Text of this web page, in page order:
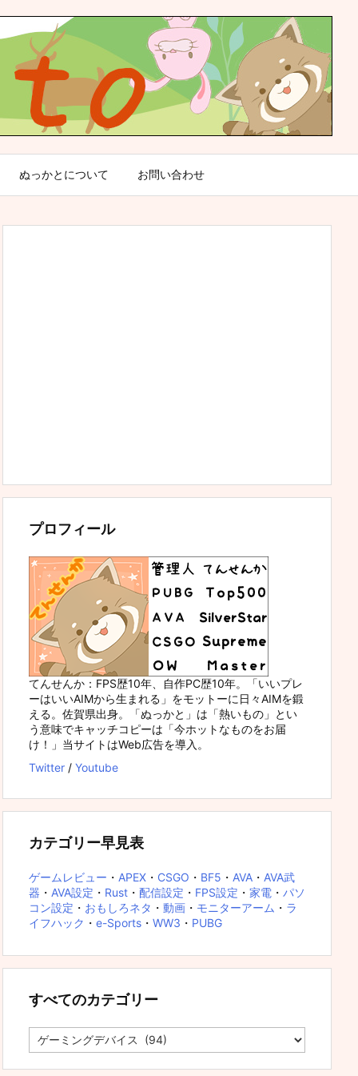
ぬっかとについて お問い合わせ
プロフィール
てんせんか：FPS歴10年、自作PC歴10年。「いいプレ
ーはいいAIMから生まれる」をモットーに日々AIMを鍛
える。佐賀県出身。「ぬっかと」は「熱いもの」とい
う意味でキャッチコピーは「今ホットなものをお届
け！」当サイトはWeb広告を導入。
Twitter / Youtube
カテゴリー早見表
ゲームレビュー ・ APEX ・ CSGO ・ BF5 ・ AVA ・ AVA武
器 ・ AVA設定 ・ Rust ・ 配信設定 ・ FPS設定 ・ 家電 ・ パソ
コン設定 ・ おもしろネタ ・ 動画 ・ モニターアーム ・ ラ
イフハック ・ e-Sports ・ WW3 ・ PUBG
すべてのカテゴリー
べ